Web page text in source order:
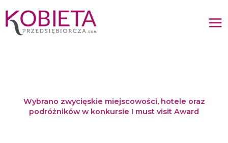
do
treści
Wybrano zwycięskie miejscowości, hotele oraz
podróżników w konkursie I must visit Award